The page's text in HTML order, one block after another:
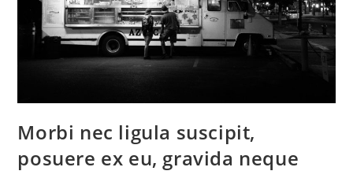
Morbi nec ligula suscipit,
posuere ex eu, gravida neque